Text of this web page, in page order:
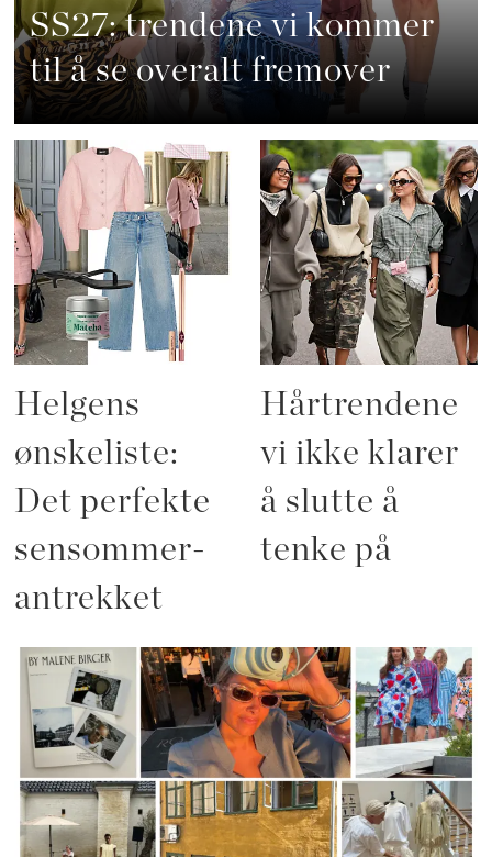
SS27: trendene vi kommer
til å se overalt fremover
Helgens
ønskeliste:
Det perfekte
sensommer-
antrekket
Hårtrendene
vi ikke klarer
å slutte å
tenke på